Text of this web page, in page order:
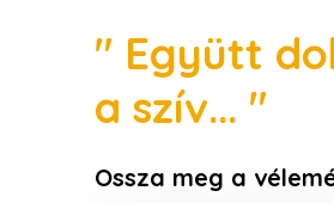
" Együtt
a szív... "
Ossza meg a